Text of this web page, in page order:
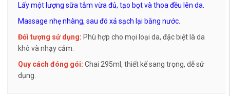
Lấy một lượng sữa tắm vừa đủ, tạo bọt và thoa đều lên da.
Massage nhẹ nhàng, sau đó xả sạch lại bằng nước.
Đối tượng sử dụng: Phù hợp cho mọi loại da, đặc biệt là da
khô và nhạy cảm.
Quy cách đóng gói: Chai 295ml, thiết kế sang trọng, dễ sử
dụng.